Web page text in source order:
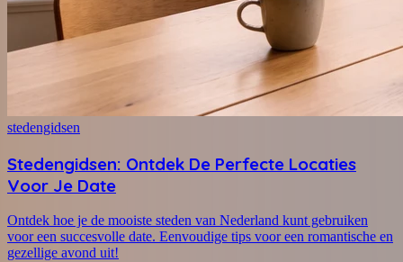
stedengidsen
Stedengidsen: Ontdek De Perfecte Locaties
Voor Je Date
Ontdek hoe je de mooiste steden van Nederland kunt gebruiken
voor een succesvolle date. Eenvoudige tips voor een romantische en
gezellige avond uit!